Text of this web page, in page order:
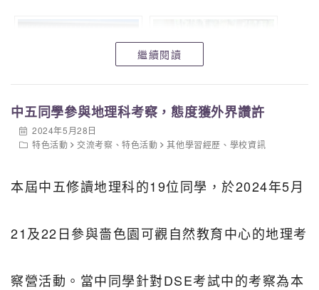
繼續閱讀
中五同學參與地理科考察，態度獲外界讚許
2024年5月28日
特色活動
交流考察 、特色活動 其他學習經歷 、 學校資訊
本屆中五修讀地理科的19位同學，於2024年5月
21及22日參與嗇色園可觀自然教育中心的地理考
察營活動。當中同學針對DSE考試中的考察為本